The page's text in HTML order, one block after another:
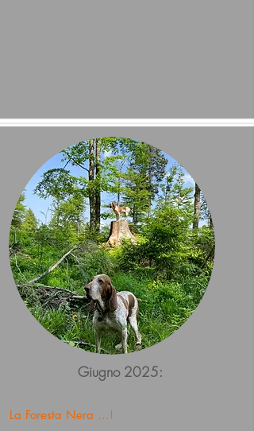
Giugno 2025:
La Foresta Nera ...!